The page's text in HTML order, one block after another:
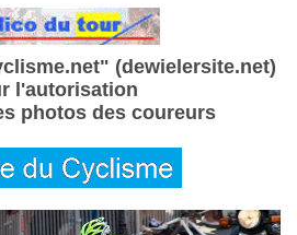
(dewielersite.net)
l'autorisation
photos des coureurs